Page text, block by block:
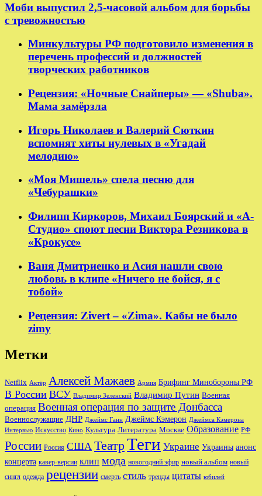
Моби выпустил 2,5-часовой альбом для борьбы
с тревожностью
Минкультуры РФ подготовило изменения в
перечень профессий и должностей
творческих работников
Рецензия: «Ночные Снайперы» — «Shuba».
Мама замёрзла
Игорь Николаев и Валерий Сюткин
вспомнят хиты нулевых в «Угадай
мелодию»
«Моя Мишель» спела песню для
«Чебурашки»
Филипп Киркоров, Михаил Боярский и «А-
Студио» споют песни Виктора Резникова в
«Крокусе»
Ваня Дмитриенко и Асия нашли свою
любовь в клипе «Ничего не бойся, я с
тобой»
Рецензия: Zivert – «Zima». Кабы не было
zimy
Метки
Netflix Актёр Алексей Мажаев Армия Брифинг Минобороны РФ
В России ВСУ Владимир Зеленский Владимир Путин Военная
операция Военная операция по защите Донбасса
Военнослужащие ДНР Джеймс Ганн Джеймс Кэмерон Джеймса Кэмерона
Интервью Искусство Кино Культура Литература Москве Образование РФ
России Россия США ТеатрТеги Украине Украины анонс
концерта кавер-версии клип мода новогодний эфир новый альбом новый
сингл одежда рецензии смерть стиль тренды цитаты юбилей